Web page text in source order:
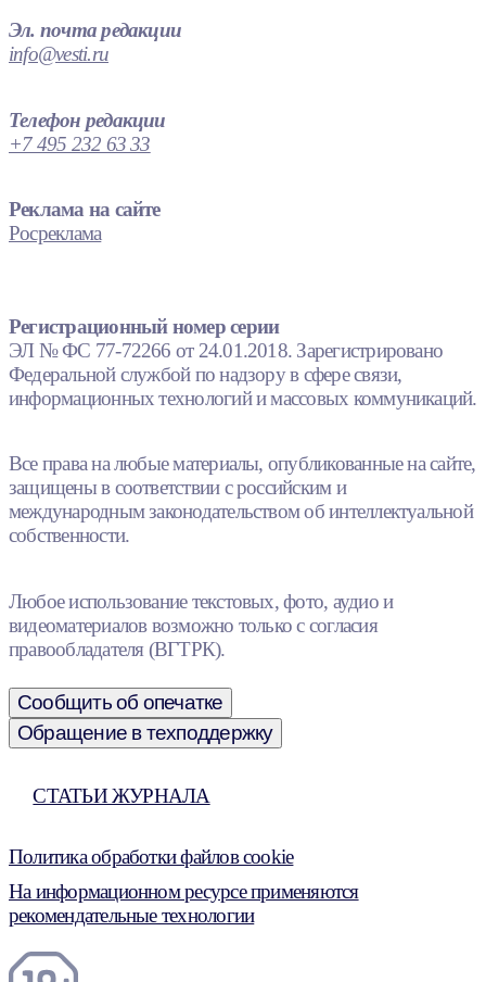
Эл. почта редакции
info@vesti.ru
Телефон редакции
+7 495 232 63 33
Реклама на сайте
Росреклама
Регистрационный номер серии
ЭЛ № ФС 77-72266 от 24.01.2018. Зарегистрировано
Федеральной службой по надзору в сфере связи,
информационных технологий и массовых коммуникаций.
Все права на любые материалы, опубликованные на сайте,
защищены в соответствии с российским и
международным законодательством об интеллектуальной
собственности.
Любое использование текстовых, фото, аудио и
видеоматериалов возможно только с согласия
правообладателя (ВГТРК).
Сообщить об опечатке
Обращение в техподдержку
СТАТЬИ ЖУРНАЛА
Политика обработки файлов cookie
На информационном ресурсе применяются
рекомендательные технологии